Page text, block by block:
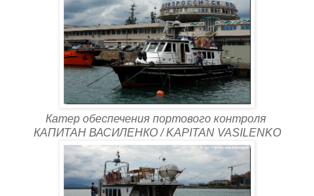
Катер обеспечения портового контроля
КАПИТАН ВАСИЛЕНКО / KAPITAN VASILENKO